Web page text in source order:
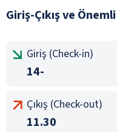
Giriş-Çıkış ve
Giriş (Check-in)
14-
Çıkış (Check-out)
11.30